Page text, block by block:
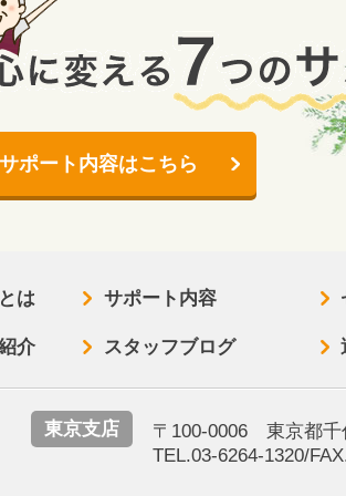
ポート内容はこちら
は サポート内容
介 スタッフブログ
東京支店
〒100-0006 東京都千
TEL.03-6264-1320/